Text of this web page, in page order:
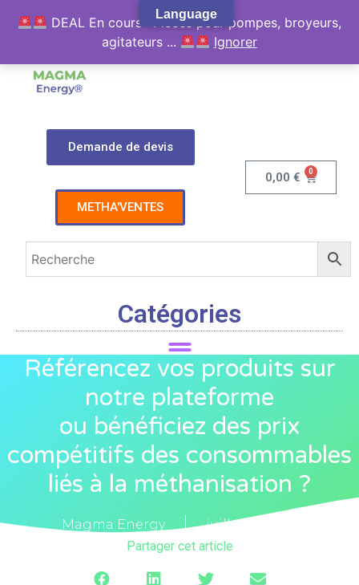
Demande de devis
METHA'VENTES
0,00€ 0
Catégories
Référencez vos produits sur
notre plateforme
ou bénéficiez des prix
compétitifs des consommables
liés à la méthanisation ?
Magma Energy
juillet 27, 2022
Partager cet article
Language
DEAL En cours : Pièces pour pompes, broyeurs,
agitateurs ...
Ignorer